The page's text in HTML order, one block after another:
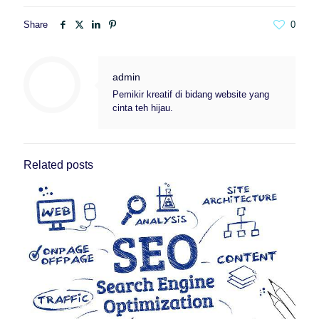
Share 0
admin
Pemikir kreatif di bidang website yang
cinta teh hijau.
Related posts